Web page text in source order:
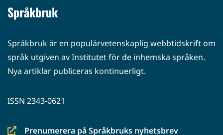
Språkbruk
Språkbruk är en populärvetenskaplig webbtidskrift om
språk utgiven av Institutet för de inhemska språken.
Nya artiklar publiceras kontinuerligt.
ISSN 2343-0621
Prenumerera på Språkbruks nyhetsbrev